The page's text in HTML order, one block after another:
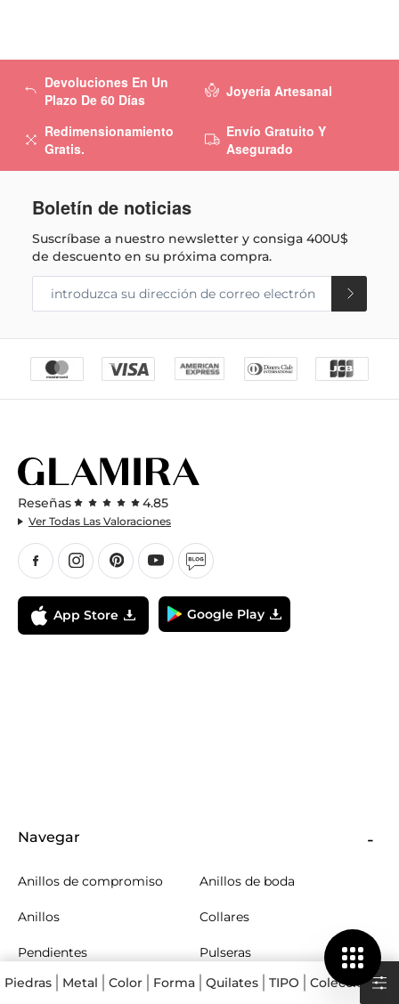
Piedras Metal Color Forma Quilates TIPO Colecciones
Devoluciones En Un
Plazo De 60 Días
Redimensionamiento
Gratis.
Joyería Artesanal
Envío Gratuito Y
Asegurado
Boletín de noticias
Suscríbase a nuestro newsletter y consiga400U$
de descuento en su próxima compra.
Reseñas 4.85
Ver Todas Las Valoraciones
App Store Google Play
Navegar
Anillos de compromiso Anillos de boda
Anillos Collares
Pendientes Pulseras
Hombres Niños